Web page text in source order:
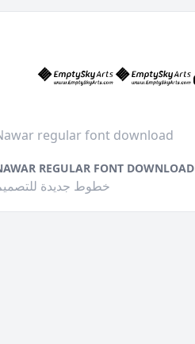
regular font download
REGULAR FONT DOWNLOAD
خطوط جديدة